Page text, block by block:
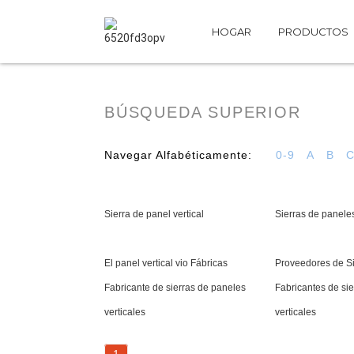
HOGAR PRODUCTOS
BÚSQUEDA SUPERIOR
Navegar Alfabéticamente: 0-9 A B C
Sierra de panel vertical Sierras de
El panel vertical vio Fábricas Proveedores de
Fabricante de sierras de paneles
verticales
Fabricantes de
verticales